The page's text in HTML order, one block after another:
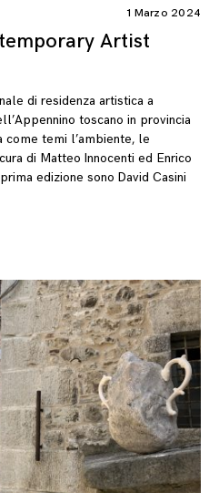
1 Marzo 2024
Artist
di residenza artistica a
toscano in provincia
come temi l’ambiente, le
di Matteo Innocenti ed Enrico
edizione sono David Casini